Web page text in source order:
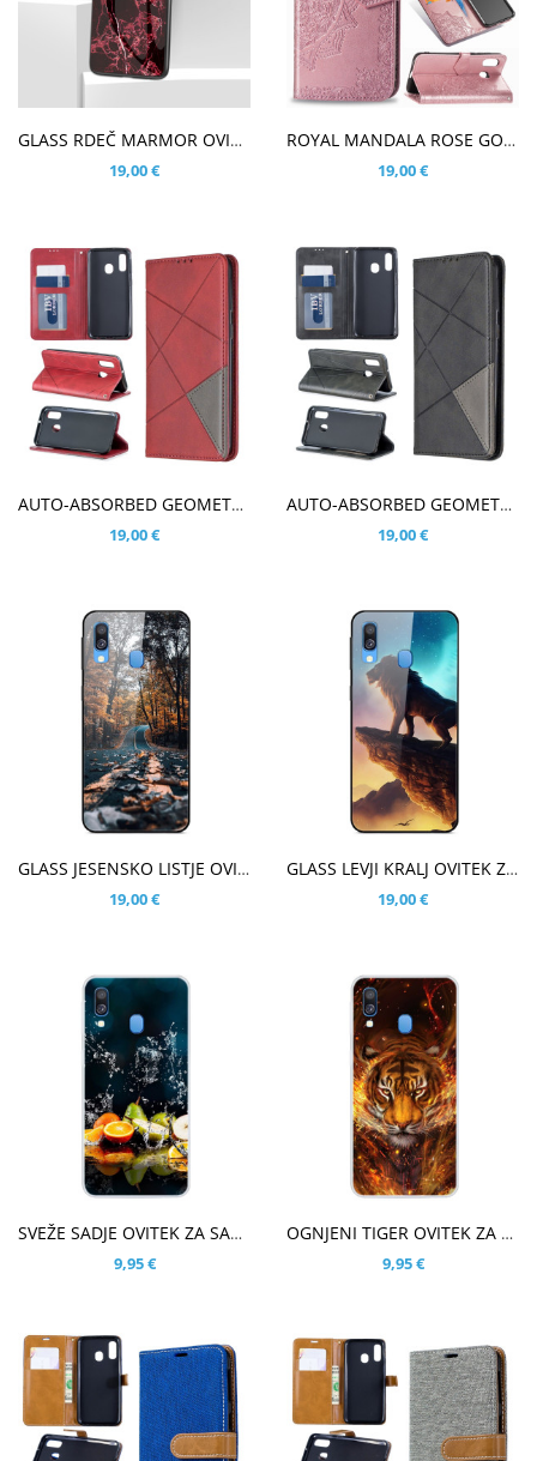
V KOŠARICO
GLASS RDEČ MARMOR OVITEK ZA SAMSUNG GALAXY A40
19,00 €
ROYAL MANDALA ROSE GOLD ETUI ZA SAMSUNG GALAXY A40
19,00 €
AUTO-ABSORBED GEOMETRIC RDEČ ETUI ZA SAMSUNG GALAXY A40
19,00 €
AUTO-ABSORBED GEOMETRIC ČRN ETUI ZA SAMSUNG GALAXY A40
19,00 €
GLASS JESENSKO LISTJE OVITEK ZA SAMSUNG GALAXY A40
19,00 €
GLASS LEVJI KRALJ OVITEK ZA SAMSUNG GALAXY A40
19,00 €
V KOŠARICO
SVEŽE SADJE OVITEK ZA SAMSUNG GALAXY A40
9,95 €
OGNJENI TIGER OVITEK ZA SAMSUNG GALAXY A40
9,95 €